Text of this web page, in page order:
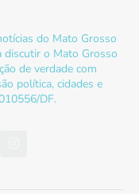
do Mato Grosso
discutir o Mato Grosso
de verdade com
política, cidades e
DF.